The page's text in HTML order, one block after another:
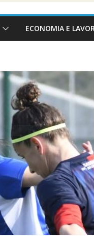
ECONOMIA E